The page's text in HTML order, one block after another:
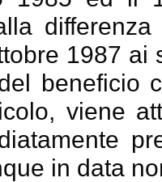
1987 ai
beneficio
viene
in data